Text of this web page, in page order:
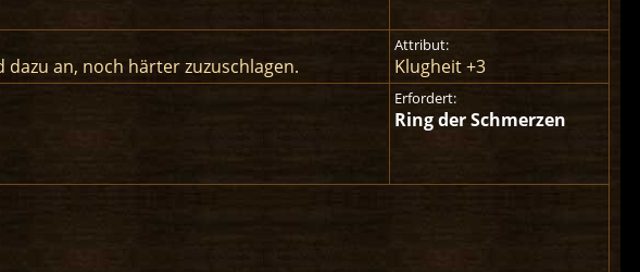
an, noch härter zuzuschlagen.
Attribut:
Klugheit +3
Erfordert:
Ring der Schmerzen